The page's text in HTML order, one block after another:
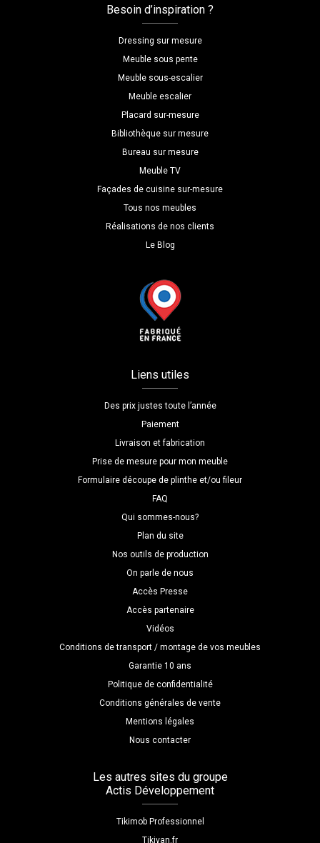
Besoin d’inspiration ?
Dressing sur mesure
Meuble sous pente
Meuble sous-escalier
Meuble escalier
Placard sur-mesure
Bibliothèque sur mesure
Bureau sur mesure
Meuble TV
Façades de cuisine sur-mesure
Tous nos meubles
Réalisations de nos clients
Le Blog
Liens utiles
Des prix justes toute l’année
Paiement
Livraison et fabrication
Prise de mesure pour mon meuble
Formulaire découpe de plinthe et/ou fileur
FAQ
Qui sommes-nous?
Plan du site
Nos outils de production
On parle de nous
Accès Presse
Accès partenaire
Vidéos
Conditions de transport / montage de vos meubles
Garantie 10 ans
Politique de confidentialité
Conditions générales de vente
Mentions légales
Nous contacter
Les autres sites du groupe
Actis Développement
Tikimob Professionnel
Tikivan.fr